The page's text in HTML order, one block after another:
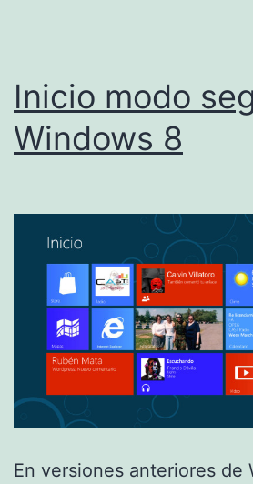
Inicio modo
Windows 8
En versiones anteriores de